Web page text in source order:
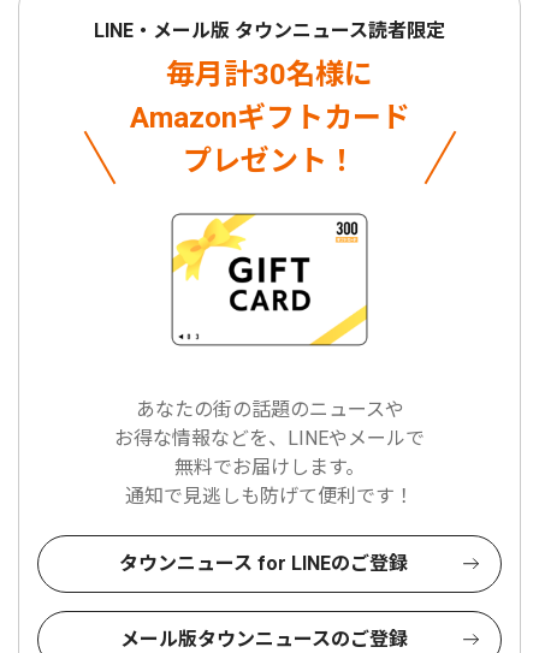
LINE・メール版 タウンニュース読者限定
毎月計30名様に
Amazonギフトカード
プレゼント！
あなたの街の話題のニュースや
お得な情報などを、LINEやメールで
無料でお届けします。
通知で見逃しも防げて便利です！
タウンニュース for LINEのご登録
メール版タウンニュースのご登録